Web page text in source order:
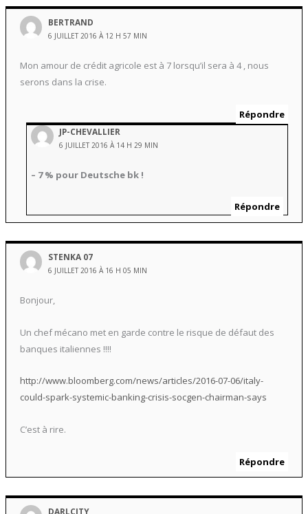
BERTRAND
6 JUILLET 2016 À 12 H 57 MIN
Mon amour de crédit agricole est à 7 lorsqu’il sera à 4 , nous
serons dans la crise.
Répondre
JP-CHEVALLIER
6 JUILLET 2016 À 14 H 29 MIN
– 7 % pour Deutsche bk !
Répondre
STENKA 07
6 JUILLET 2016 À 16 H 05 MIN
Bonjour,
Un chef mécano met en garde contre le risque de défaut des
banques italiennes !!!!
http://www.bloomberg.com/news/articles/2016-07-06/italy-
could-spark-systemic-banking-crisis-socgen-chairman-says
C’est à rire.
Répondre
DARLCITY